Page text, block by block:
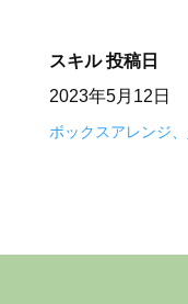
スキル 投稿日
2023年5月12日
ボックスアレンジ